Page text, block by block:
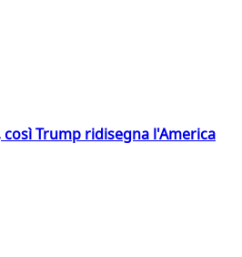
così Trump ridisegna l'America